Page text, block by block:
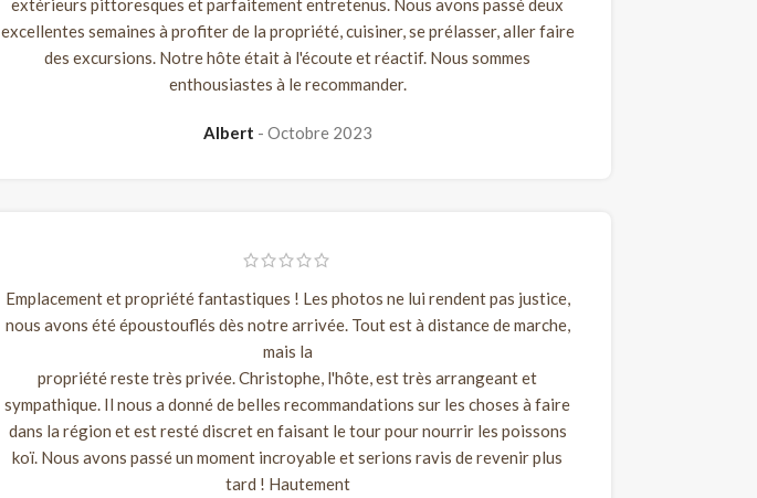
extérieurs pittoresques et parfaitement entretenus. Nous avons passé deux
excellentes semaines à profiter de la propriété, cuisiner, se prélasser, aller faire
des excursions. Notre hôte était à l'écoute et réactif. Nous sommes
enthousiastes à le recommander.
Albert Octobre 2023
Emplacement et propriété fantastiques ! Les photos ne lui rendent pas justice,
nous avons été époustouflés dès notre arrivée. Tout est à distance de marche,
mais la
propriété reste très privée. Christophe, l'hôte, est très arrangeant et
sympathique. Il nous a donné de belles recommandations sur les choses à faire
dans la région et est resté discret en faisant le tour pour nourrir les poissons
koï. Nous avons passé un moment incroyable et serions ravis de revenir plus
tard ! Hautement